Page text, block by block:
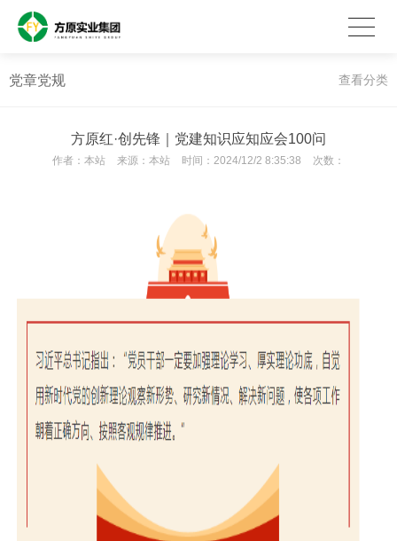
党章党规 查看分类
方原红·创先锋｜党建知识应知应会100问
作者： 本站 来源： 本站 时间： 2024/12/2 8:35:38 次数：